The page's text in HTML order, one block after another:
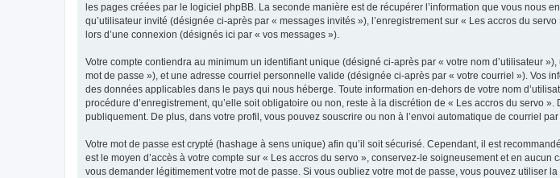
les pages créées par le logiciel phpBB. La seconde manière est de récupérer l’information que vous nous
qu’utilisateur invité (désignée ci-après par « messages invités »), l’enregistrement sur « Les accros du
lors d’une connexion (désignés ici par « vos messages »).
Votre compte contiendra au minimum un identifiant unique (désigné ci-après par « votre nom d’utilisateur
mot de passe »), et une adresse courriel personnelle valide (désignée ci-après par « votre courriel »). Vos
des données applicables dans le pays qui nous héberge. Toute information en-dehors de votre nom
procédure d’enregistrement, qu’elle soit obligatoire ou non, reste à la discrétion de « Les accros du servo
publiquement. De plus, dans votre profil, vous pouvez souscrire ou non à l’envoi automatique de courriel
Votre mot de passe est crypté (hashage à sens unique) afin qu’il soit sécurisé. Cependant, il est
est le moyen d’accès à votre compte sur « Les accros du servo », conservez-le soigneusement et en
vous demander légitimement votre mot de passe. Si vous oubliez votre mot de passe, vous pouvez utiliser